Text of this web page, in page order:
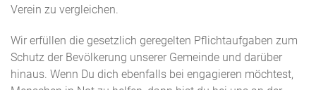
Verein zu vergleichen.
Wir erfüllen die gesetzlich geregelten Pflichtaufgaben zum
Schutz der Bevölkerung unserer Gemeinde und darüber
hinaus. Wenn Du dich ebenfalls bei engagieren möchtest,